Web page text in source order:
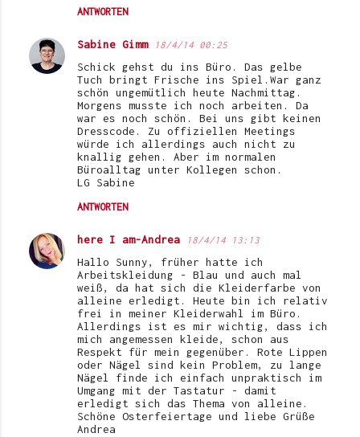
ANTWORTEN
Sabine Gimm 18/4/14 00:25
Schick gehst du ins Büro. Das gelbe
Tuch bringt Frische ins Spiel.War ganz
schön ungemütlich heute Nachmittag.
Morgens musste ich noch arbeiten. Da
war es noch schön. Bei uns gibt keinen
Dresscode. Zu offiziellen Meetings
würde ich allerdings auch nicht zu
knallig gehen. Aber im normalen
Büroalltag unter Kollegen schon.
LG Sabine
ANTWORTEN
here I am-Andrea 18/4/14 13:13
Hallo Sunny, früher hatte ich
Arbeitskleidung - Blau und auch mal
weiß, da hat sich die Kleiderfarbe von
alleine erledigt. Heute bin ich relativ
frei in meiner Kleiderwahl im Büro.
Allerdings ist es mir wichtig, dass ich
mich angemessen kleide, schon aus
Respekt für mein gegenüber. Rote Lippen
oder Nägel sind kein Problem, zu lange
Nägel finde ich einfach unpraktisch im
Umgang mit der Tastatur - damit
erledigt sich das Thema von alleine.
Schöne Osterfeiertage und liebe Grüße
Andrea